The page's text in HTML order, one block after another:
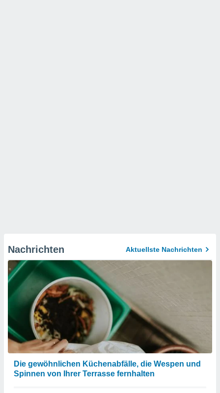
Nachrichten Aktuellste Nachrichten
Die gewöhnlichen Küchenabfälle, die Wespen und
Spinnen von Ihrer Terrasse fernhalten